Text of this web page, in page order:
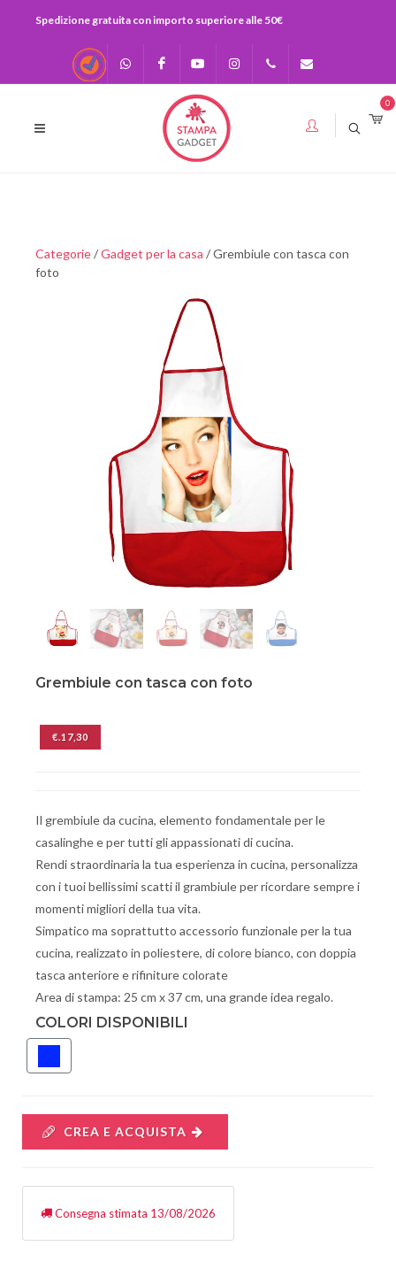
Spedizione gratuita con importo superiore alle 50€
Whatsapp
FacebookYoutubeInstagram 0
Categorie/Gadget per la casa / Grembiule con tasca con
foto
Grembiule con tasca con foto
€.17,30
Il grembiule da cucina, elemento fondamentale per le
casalinghe e per tutti gli appassionati di cucina.
Rendi straordinaria la tua esperienza in cucina, personalizza
con i tuoi bellissimi scatti il grambiule per ricordare sempre i
momenti migliori della tua vita.
Simpatico ma soprattutto accessorio funzionale per la tua
cucina, realizzato in poliestere, di colore bianco, con doppia
tasca anteriore e rifiniture colorate
Area di stampa: 25 cm x 37 cm, una grande idea regalo.
COLORI DISPONIBILI
CREA E ACQUISTA
Consegna stimata 13/08/2026